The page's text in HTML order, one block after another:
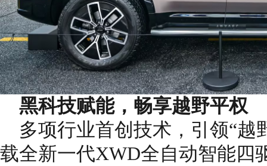
黑科技赋能，畅享越野平权
多项行业首创技术，引领“越
载全新一代XWD全自动智能四